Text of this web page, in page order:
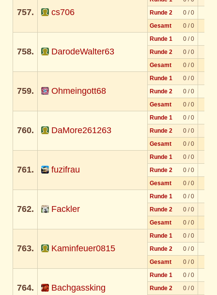
757. cs706
Runde 2
0 / 0
Gesamt
0 / 0
758. DarodeWalter63
Runde 1
0 / 0
Runde 2
0 / 0
Gesamt
0 / 0
759. Ohmeingott68
Runde 1
0 / 0
Runde 2
0 / 0
Gesamt
0 / 0
760. DaMore261263
Runde 1
0 / 0
Runde 2
0 / 0
Gesamt
0 / 0
761. fuzifrau
Runde 1
0 / 0
Runde 2
0 / 0
Gesamt
0 / 0
762. Fackler
Runde 1
0 / 0
Runde 2
0 / 0
Gesamt
0 / 0
763. Kaminfeuer0815
Runde 1
0 / 0
Runde 2
0 / 0
Gesamt
0 / 0
764. Bachgassking
Runde 1
0 / 0
Runde 2
0 / 0